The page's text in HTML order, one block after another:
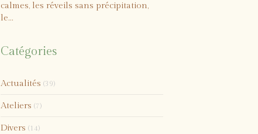
calmes, les réveils sans précipitation,
le...
Catégories
Actualités (39)
Ateliers (7)
Divers (14)